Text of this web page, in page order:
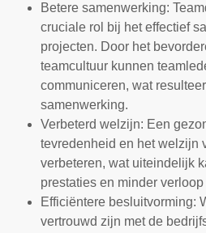
Betere samenwerking:
cruciale rol bij het effectief
projecten. Door het
teamcultuur kunnen
communiceren, wat
samenwerking.
Verbeterd welzijn: Een
tevredenheid en het welzijn
verbeteren, wat uiteindelijk
prestaties en minder
Efficiëntere besluitvorming:
vertrouwd zijn met de